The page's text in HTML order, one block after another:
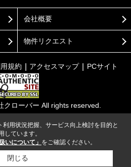
会社概要
物件リクエスト
規約 アクセスマップ PCサイト
クローバー All rights reserved.
用状況把握、サービス向上検討を目的と
しています。
いについて」 をご確認ください。
閉じる